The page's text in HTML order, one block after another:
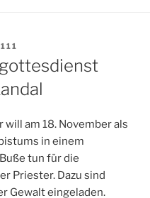
am 18. November als
in einem
tun für die
Priester. Dazu sind
Gewalt eingeladen.